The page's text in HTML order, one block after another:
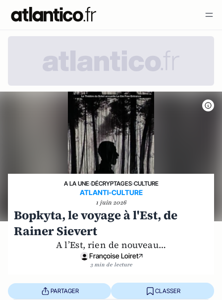
A LA UNE›DÉCRYPTAGES›CULTURE
ATLANTI-CULTURE
1 juin 2026
Bopkyta, le voyage à l'Est, de
Rainer Sievert
A l’Est, rien de nouveau…
Françoise Loiret
3 min de lecture
PARTAGER CLASSER